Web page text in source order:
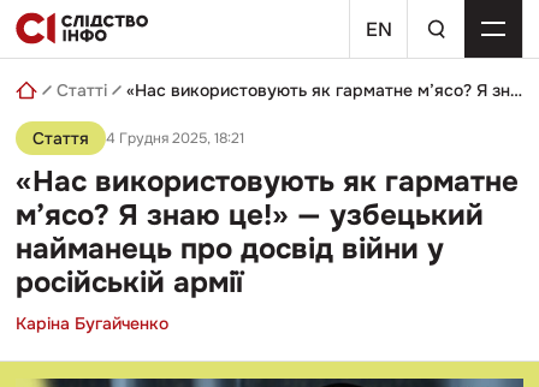
Skip
to
content
EN
пошуковий
запит
Статті «Нас використовують як гарматне м’ясо? Я знаю це!» — узбецький найманець про досвід війни у російській армії
Стаття 4 Грудня 2025, 18:21
«Нас використовують як гарматне
м’ясо? Я знаю це!» — узбецький
найманець про досвід війни у
російській армії
Каріна Бугайченко